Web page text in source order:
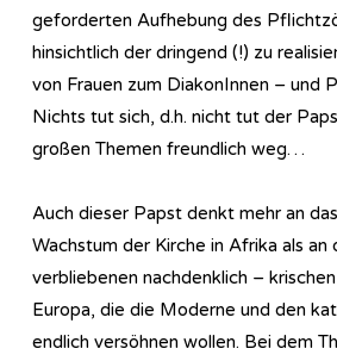
geforderten Aufhebung des
hinsichtlich der dringend (!) zu
von Frauen zum DiakonInnen – und
Nichts tut sich, d.h. nicht tut der
großen Themen freundlich weg…
Auch dieser Papst denkt mehr an
Wachstum der Kirche in Afrika als an
verbliebenen nachdenklich –
Europa, die die Moderne und den
endlich versöhnen wollen. Bei dem